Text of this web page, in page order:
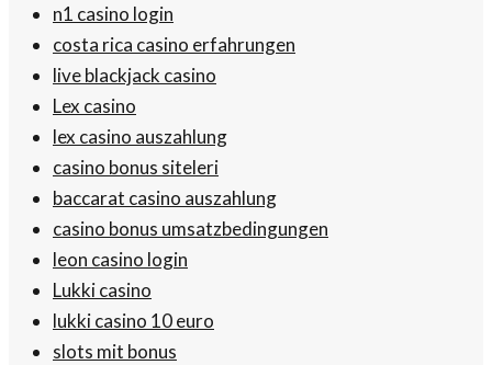
n1 casino login
costa rica casino erfahrungen
live blackjack casino
Lex casino
lex casino auszahlung
casino bonus siteleri
baccarat casino auszahlung
casino bonus umsatzbedingungen
leon casino login
Lukki casino
lukki casino 10 euro
slots mit bonus